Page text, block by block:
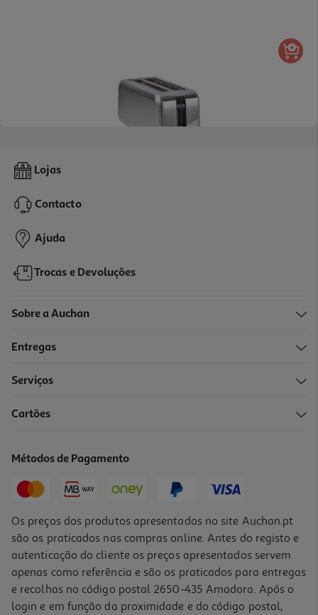
Torradeira 2 Entradas Qilive Q.5485 Inox
34,99 €
-11%
Lojas
Contacto
Ajuda
Trocas e Devoluções
Sobre a Auchan
Entregas
Serviços
Cartões
Métodos de Pagamento
Os preços dos produtos apresentados no site Auchan.pt
são os praticados nas compras online. Antes do registo e
autenticação do cliente os preços apresentados servem
apenas como referência e são os praticados para entregas
e recolhas no código postal 2650-435 Amadora. Após o
login e em função da proximidade e do código postal,